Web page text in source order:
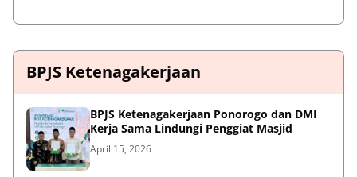
BPJS Ketenagakerjaan
BPJS Ketenagakerjaan Ponorogo dan DMI
Kerja Sama Lindungi Penggiat Masjid
April 15, 2026